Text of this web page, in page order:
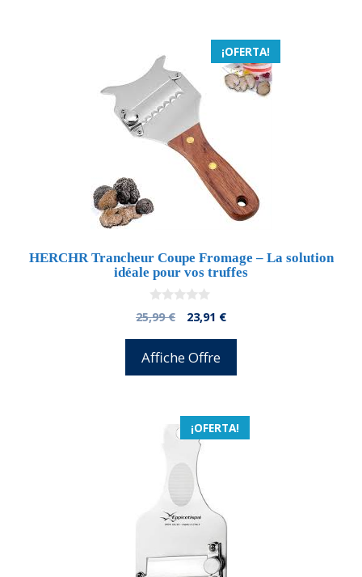
¡OFERTA!
HERCHR Trancheur Coupe Fromage – La solution
idéale pour vos truffes
0
d
25,99€
El
original
era:
23,91 €El
Affiche Offre
¡OFERTA!